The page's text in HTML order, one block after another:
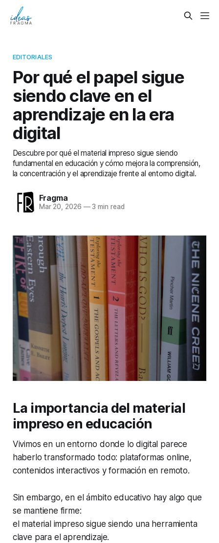
EDITORIALES
Por qué el papel sigue
siendo clave en el
aprendizaje en la era
digital
Descubre por qué el material impreso sigue siendo
fundamental en educación y cómo mejora la comprensión,
la concentración y el aprendizaje frente al entorno digital.
Fragma
Mar 20, 2026 —3 min read
La importancia del material
impreso en educación
Vivimos en un entorno donde lo digital parece
haberlo transformado todo: plataformas online,
contenidos interactivos y formación en remoto.
Sin embargo, en el ámbito educativo hay algo que
se mantiene firme:
el material impreso sigue siendo una herramienta
clave para el aprendizaje.